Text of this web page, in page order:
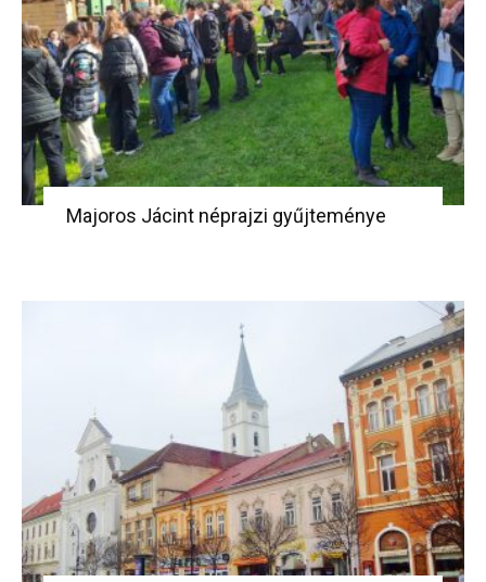
Majoros Jácint néprajzi gyűjteménye